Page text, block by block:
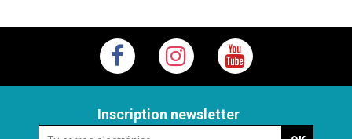
Inscription newsletter